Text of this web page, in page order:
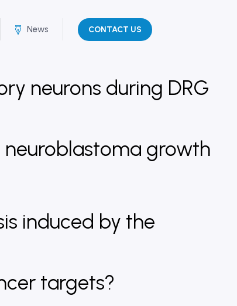
News CONTACT US
neurons during DRG
growth
induced by the
targets?